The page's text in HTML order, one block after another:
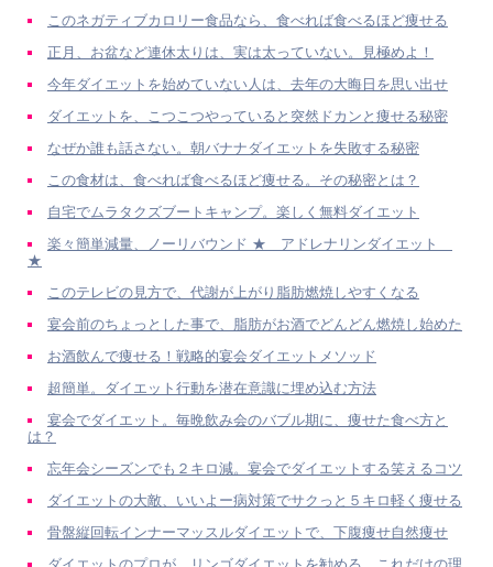
このネガティブカロリー食品なら、食べれば食べるほど痩せる
正月、お盆など連休太りは、実は太っていない。見極めよ！
今年ダイエットを始めていない人は、去年の大晦日を思い出せ
ダイエットを、こつこつやっていると突然ドカンと痩せる秘密
なぜか誰も話さない。朝バナナダイエットを失敗する秘密
この食材は、食べれば食べるほど痩せる。その秘密とは？
自宅でムラタクズブートキャンプ。楽しく無料ダイエット
楽々簡単減量、ノーリバウンド ★ アドレナリンダイエット
★
このテレビの見方で、代謝が上がり脂肪燃焼しやすくなる
宴会前のちょっとした事で、脂肪がお酒でどんどん燃焼し始めた
お酒飲んで痩せる！戦略的宴会ダイエットメソッド
超簡単。ダイエット行動を潜在意識に埋め込む方法
宴会でダイエット。毎晩飲み会のバブル期に、痩せた食べ方と
は？
忘年会シーズンでも２キロ減。宴会でダイエットする笑えるコツ
ダイエットの大敵、いいよー病対策でサクっと５キロ軽く痩せる
骨盤縦回転インナーマッスルダイエットで、下腹痩せ自然痩せ